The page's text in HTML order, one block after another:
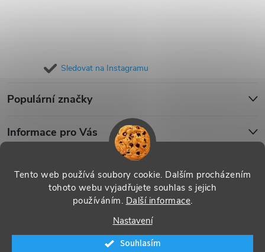
Tento web používá soubory cookie. Dalším procházením
tohoto webu vyjadřujete souhlas s jejich
používáním. Další informace.
Nastavení
Souhlasím
Sledovat na Instagramu
Populární značky
Informace pro Vás
Vytvořil Shoptet
Copyright 2026 . Všechna práva vyhrazena.
nastavení cookies